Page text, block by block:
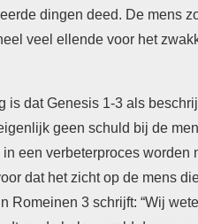
dingen deed. De mens
veel ellende voor het
is dat Genesis 1-3 als
geen schuld bij de
een verbeterproces
dat het zicht op de mens
Romeinen 3 schrijft: “Wij